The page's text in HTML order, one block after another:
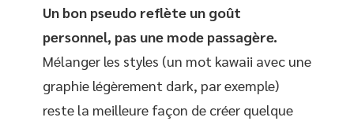
Un bon pseudo reflète un goût
personnel, pas une mode passagère.
Mélanger les styles (un mot kawaii avec une
graphie légèrement dark, par exemple)
reste la meilleure façon de créer quelque